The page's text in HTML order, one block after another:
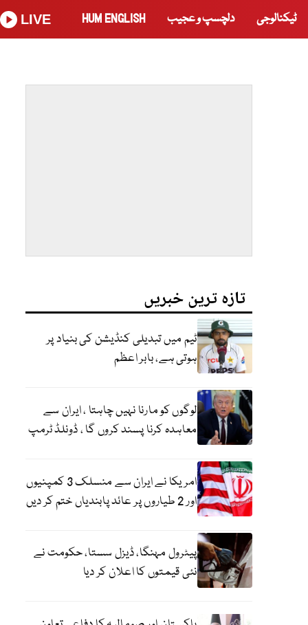
ٹیکنالوجی دلچسپ و عجیب HUM ENGLISH
LIVE
تازہ ترین خبریں
ٹیم میں تبدیلی کنڈیشن کی بنیاد پر
ہوتی ہے، بابر اعظم
لوگوں کو مارنا نہیں چاہتا ، ایران سے
معاہدہ کرنا پسند کروں گا ، ڈونلڈ ٹرمپ
امریکا نے ایران سے منسلک 3 کمپنیوں
اور 2 طیاروں پر عائد پابندیاں ختم کر دیں
پیٹرول مہنگا، ڈیزل سستا، حکومت نے
نئی قیمتوں کا اعلان کر دیا